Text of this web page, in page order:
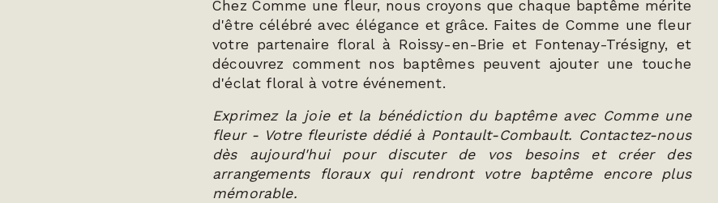
Chez Comme une fleur, nous croyons que chaque baptême mérite
d'être célébré avec élégance et grâce. Faites de Comme une fleur
votre partenaire floral à Roissy-en-Brie et Fontenay-Trésigny, et
découvrez comment nos baptêmes peuvent ajouter une touche
d'éclat floral à votre événement.
Exprimez la joie et la bénédiction du baptême avec Comme une
fleur - Votre fleuriste dédié à Pontault-Combault. Contactez-nous
dès aujourd'hui pour discuter de vos besoins et créer des
arrangements floraux qui rendront votre baptême encore plus
mémorable.